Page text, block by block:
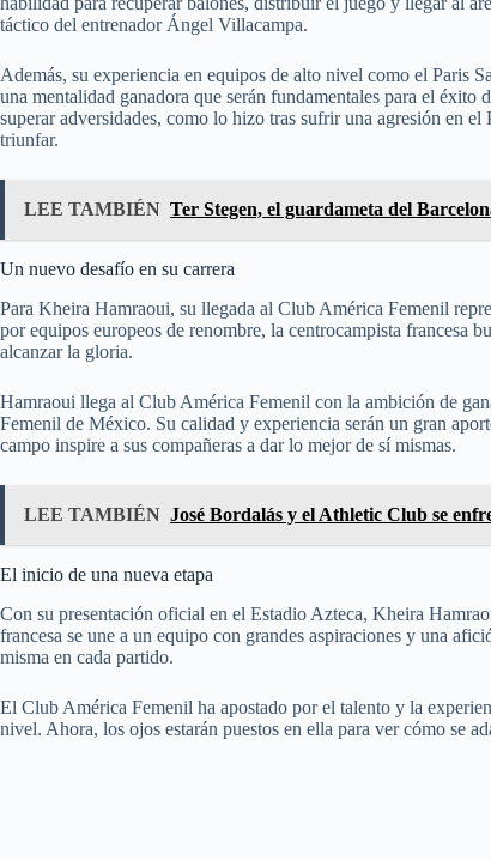
táctico del entrenador Ángel Villacampa.
Además, su experiencia en equipos de alto nivel como el Paris
una mentalidad ganadora que serán fundamentales para el
superar adversidades, como lo hizo tras sufrir una agresión en
triunfar.
LEE TAMBIÉN Ter Stegen, el guardameta del
Un nuevo desafío en su carrera
Para Kheira Hamraoui, su llegada al Club América Femenil
por equipos europeos de renombre, la centrocampista francesa
alcanzar la gloria.
Hamraoui llega al Club América Femenil con la ambición de
Femenil de México. Su calidad y experiencia serán un gran
campo inspire a sus compañeras a dar lo mejor de sí mismas.
LEE TAMBIÉN José Bordalás y el Athletic Club se
El inicio de una nueva etapa
Con su presentación oficial en el Estadio Azteca, Kheira
francesa se une a un equipo con grandes aspiraciones y una
misma en cada partido.
El Club América Femenil ha apostado por el talento y la
nivel. Ahora, los ojos estarán puestos en ella para ver cómo se